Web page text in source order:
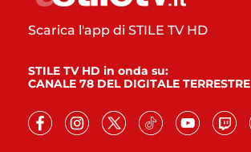
Scarica l'app di STILE TV HD
STILE TV HD in onda su:
CANALE 78 DEL DIGITALE TERRESTRE